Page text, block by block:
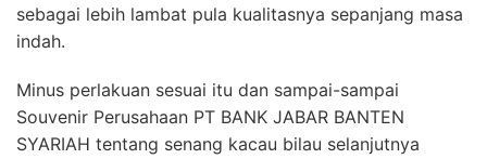
sebagai lebih lambat pula kualitasnya sepanjang masa
indah.
Minus perlakuan sesuai itu dan sampai-sampai
Souvenir Perusahaan PT BANK JABAR BANTEN
SYARIAH tentang senang kacau bilau selanjutnya